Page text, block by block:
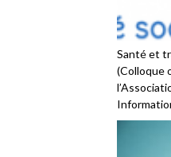
Santé et
(Colloque